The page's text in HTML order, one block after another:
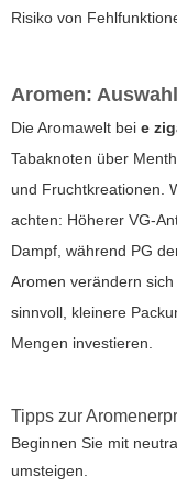
Risiko von
Aromen:
Die Aromawelt bei e
Tabaknoten über
und Fruchtkreationen.
achten: Höherer VG-
Dampf, während PG
Aromen verändern
sinnvoll, kleinere
Mengen investieren.
Tipps zur
Beginnen Sie mit
umsteigen.